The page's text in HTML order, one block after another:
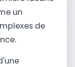
un
de